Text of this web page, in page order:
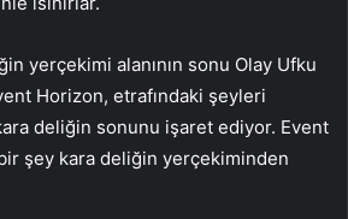
yerçekimi alanının sonu Olay Ufku
Horizon, etrafındaki şeyleri
deliğin sonunu işaret ediyor. Event
şey kara deliğin yerçekiminden